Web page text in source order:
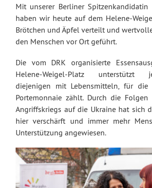
Mit unserer Berliner Spitzenkandidatin
haben wir heute auf dem Helene-
Brötchen und Äpfel verteilt und
den Menschen vor Ort geführt.
Die vom DRK organisierte
Helene-Weigel-Platz unterstützt
diejenigen mit Lebensmitteln, für
Portemonnaie zählt. Durch die Folgen
Angriffskriegs auf die Ukraine hat sich
hier verschärft und immer mehr
Unterstützung angewiesen.